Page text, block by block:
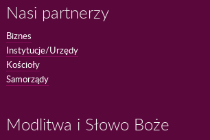
Nasi partnerzy
Biznes
Instytucje/Urzędy
Kościoły
Samorządy
Modlitwa i Słowo Boże